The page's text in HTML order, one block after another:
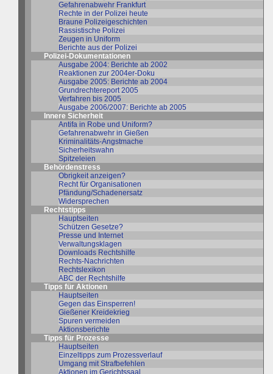
Gefahrenabwehr Frankfurt
Rechte in der Polizei heute
Braune Polizeigeschichten
Rassistische Polizei
Zeugen in Uniform
Berichte aus der Polizei
Polizei-Dokumentationen
Ausgabe 2004: Berichte ab 2002
Reaktionen zur 2004er-Doku
Ausgabe 2005: Berichte ab 2004
Grundrechtereport 2005
Verfahren bis 2005
Ausgabe 2006/2007: Berichte ab 2005
Innere Sicherheit
Antifa in Robe und Uniform?
Gefahrenabwehr in Gießen
Kriminalitäts-Angstmache
Sicherheitswahn
Spitzeleien
Behördenstress
Obrigkeit anzeigen?
Recht für Organisationen
Pfändung/Schadenersatz
Widersprechen
Rechtstipps
Hauptseiten
Schützen Gesetze?
Presse und Internet
Verwaltungsklagen
Downloads Rechtshilfe
Rechts-Nachrichten
Rechtslexikon
ABC der Rechtshilfe
Tipps für Aktionen
Hauptseiten
Gegen das Einsperren!
Gießener Kreidekrieg
Spuren vermeiden
Aktionsberichte
Tipps für Prozesse
Hauptseiten
Einzeltipps zum Prozessverlauf
Umgang mit Strafbefehlen
Aktionen im Gerichtssaal